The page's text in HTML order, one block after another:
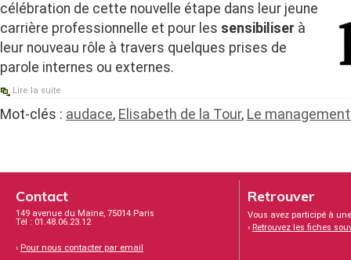
célébration de cette nouvelle étape dans leur jeune
carrière professionnelle et pour les sensibiliser à
leur nouveau rôle à travers quelques prises de
parole internes ou externes.
Lire la suite
Mot-clés : audace, Elisabeth de la Tour, Le
Contact
149 avenue du Maine, 75014 Paris
Tél : 01.48.06.23.12
› Pour nous contacter par email
Retrouver
Vous avez participé à
› Retrouvez les fiches